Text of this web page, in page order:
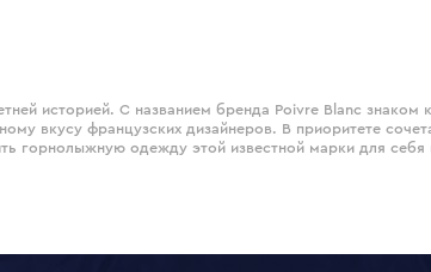
историей. С названием бренда Poivre Blanc знаком
вкусу французских дизайнеров. В приоритете
горнолыжную одежду этой известной марки для себя